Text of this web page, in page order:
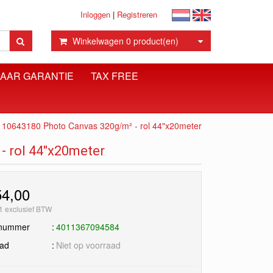
Inloggen | Registreren
Winkelwagen 0 product(en)
GARANTIE
TAX FREE
10643180 Photo Canvas 320g/m² - rol 44"x20meter
rol 44"x20meter
exclusief BTW
4011367094584
Niet op voorraad